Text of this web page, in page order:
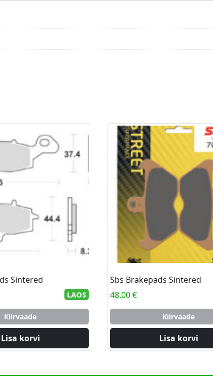
navy
Sintered
LAOS
Kiirvaade
Lisa korvi
Sbs Brakepads Sintered
48,00€
Kiirvaade
Lisa korvi